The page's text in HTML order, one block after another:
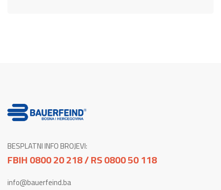
BESPLATNI INFO BROJEVI:
FBIH 0800 20 218 / RS 0800 50 118
info@bauerfeind.ba